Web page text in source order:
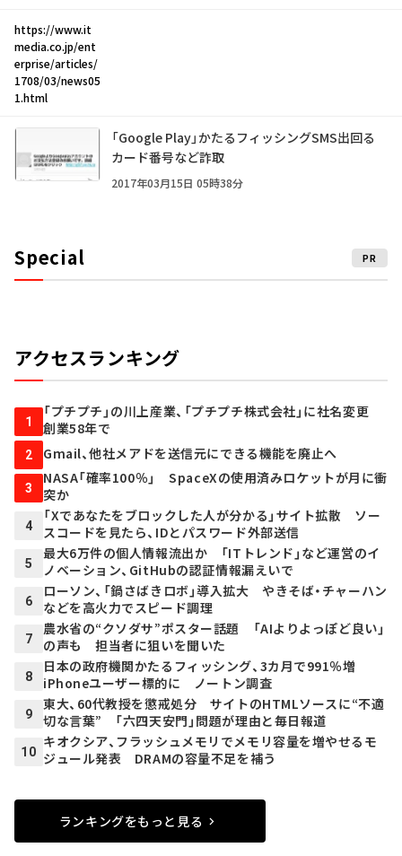
https://www.it
media.co.jp/ent
erprise/articles/
1708/03/news05
1.html
「Google Play」かたるフィッシングSMS出回る
カード番号など詐取
2017年03月15日 05時38分
Special PR
アクセスランキング
1
「プチプチ」の川上産業、「プチプチ株式会社」に社名変更
創業58年で
2 Gmail、他社メアドを送信元にできる機能を廃止へ
3
NASA「確率100％」 SpaceXの使用済みロケットが月に衝
突か
4
「Xであなたをブロックした人が分かる」サイト拡散 ソー
スコードを見たら、IDとパスワード外部送信
5
最大6万件の個人情報流出か 「ITトレンド」など運営のイ
ノベーション、GitHubの認証情報漏えいで
6
ローソン、「鍋さばきロボ」導入拡大 やきそば・チャーハン
などを高火力でスピード調理
7
農水省の“クソダサ”ポスター話題 「AIよりよっぽど良い」
の声も 担当者に狙いを聞いた
8
日本の政府機関かたるフィッシング、3カ月で991％増
iPhoneユーザー標的に ノートン調査
9
東大、60代教授を懲戒処分 サイトのHTMLソースに“不適
切な言葉” 「六四天安門」問題が理由と毎日報道
10
キオクシア、フラッシュメモリでメモリ容量を増やせるモ
ジュール発表 DRAMの容量不足を補う
ランキングをもっと見る